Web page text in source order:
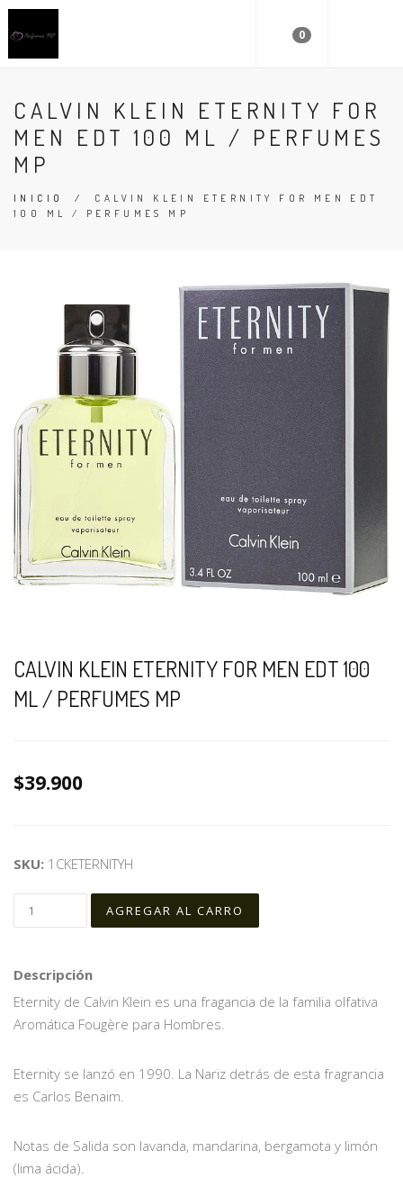
0
CALVIN KLEIN ETERNITY FOR
MEN EDT 100 ML / PERFUMES
MP
INICIO / CALVIN KLEIN ETERNITY FOR MEN EDT
100 ML / PERFUMES MP
CALVIN KLEIN ETERNITY FOR MEN EDT 100
ML / PERFUMES MP
$39.900
SKU: 1CKETERNITYH
Descripción
Eternity de Calvin Klein es una fragancia de la familia olfativa
Aromática Fougère para Hombres.
Eternity se lanzó en 1990. La Nariz detrás de esta fragrancia
es Carlos Benaim.
Notas de Salida son lavanda, mandarina, bergamota y limón
(lima ácida).